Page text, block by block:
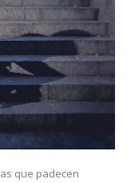
que padecen